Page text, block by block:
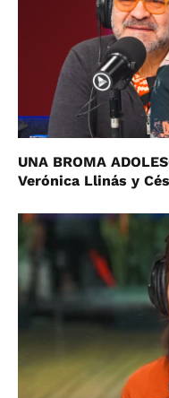
UNA BROMA
Verónica Llinás y